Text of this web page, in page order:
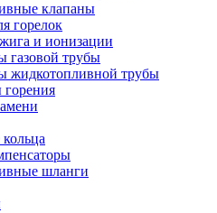
клапаны
горелок
и ионизации
газовой трубы
жидкотопливной трубы
шланги